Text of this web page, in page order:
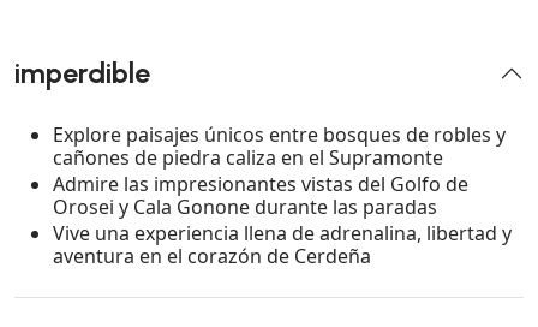
imperdible
Explore paisajes únicos entre bosques de robles y
cañones de piedra caliza en el Supramonte
Admire las impresionantes vistas del Golfo de
Orosei y Cala Gonone durante las paradas
Vive una experiencia llena de adrenalina, libertad y
aventura en el corazón de Cerdeña